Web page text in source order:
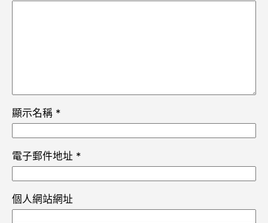
顯示名稱 *
電子郵件地址 *
個人網站網址